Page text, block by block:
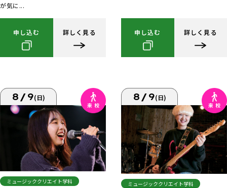
が気に...
申し込む 詳しく見る 申し込む 詳しく見る
8/9(日)
ミュージッククリエイト学科
8/9(日)
ミュージッククリエイト学科